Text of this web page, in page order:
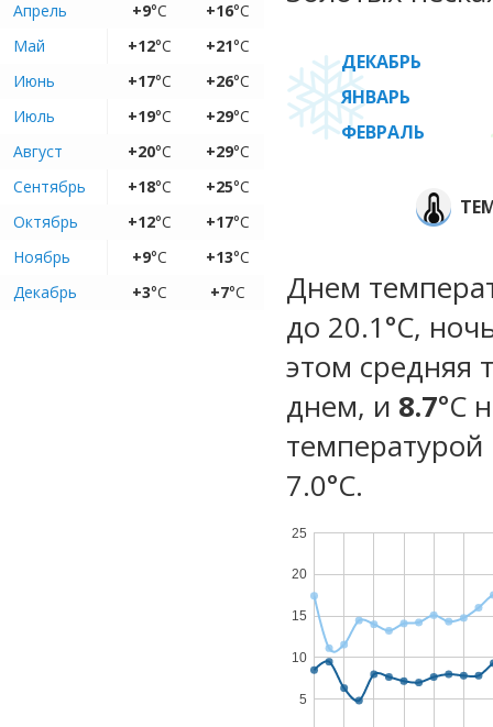
Апрель
+9°C +16°C
Май
+12°C +21°C
Июнь
+17°C +26°C
Июль
+19°C +29°C
Август
+20°C +29°C
Сентябрь
+18°C +25°C
Октябрь
+12°C +17°C
Ноябрь
+9°C +13°C
Декабрь
+3°C +7°C
ДЕКАБРЬ
ЯНВАРЬ
ФЕВРАЛЬ
Днем
до 20.1°C,
этом средняя
днем, и 8.7°C
температурой
7.0°С.
5
10
15
20
25